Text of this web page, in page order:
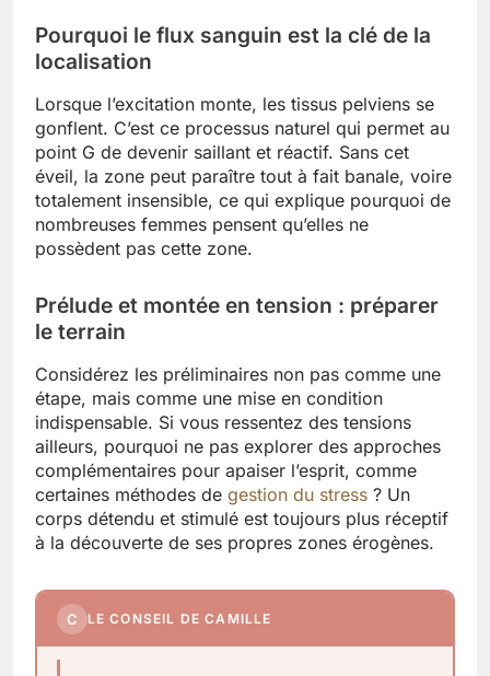
Pourquoi le flux sanguin est la clé de la
localisation
Lorsque l’excitation monte, les tissus pelviens se
gonflent. C’est ce processus naturel qui permet au
point G de devenir saillant et réactif. Sans cet
éveil, la zone peut paraître tout à fait banale, voire
totalement insensible, ce qui explique pourquoi de
nombreuses femmes pensent qu’elles ne
possèdent pas cette zone.
Prélude et montée en tension : préparer
le terrain
Considérez les préliminaires non pas comme une
étape, mais comme une mise en condition
indispensable. Si vous ressentez des tensions
ailleurs, pourquoi ne pas explorer des approches
complémentaires pour apaiser l’esprit, comme
certaines méthodes de gestion du stress ? Un
corps détendu et stimulé est toujours plus réceptif
à la découverte de ses propres zones érogènes.
C LE CONSEIL DE CAMILLE